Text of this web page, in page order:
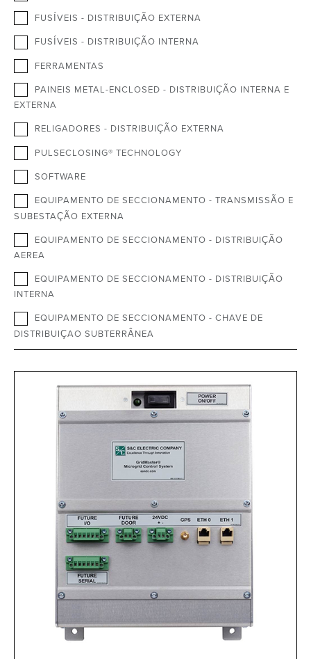
FUSÍVEIS - DISTRIBUIÇÃO EXTERNA
FUSÍVEIS - DISTRIBUIÇÃO INTERNA
FERRAMENTAS
PAINEIS METAL-ENCLOSED - DISTRIBUIÇÃO INTERNA E
EXTERNA
RELIGADORES - DISTRIBUIÇÃO EXTERNA
PULSECLOSING® TECHNOLOGY
SOFTWARE
EQUIPAMENTO DE SECCIONAMENTO - TRANSMISSÃO E
SUBESTAÇÃO EXTERNA
EQUIPAMENTO DE SECCIONAMENTO - DISTRIBUIÇÃO
AEREA
EQUIPAMENTO DE SECCIONAMENTO - DISTRIBUIÇÃO
INTERNA
EQUIPAMENTO DE SECCIONAMENTO - CHAVE DE
DISTRIBUIÇAO SUBTERRÂNEA